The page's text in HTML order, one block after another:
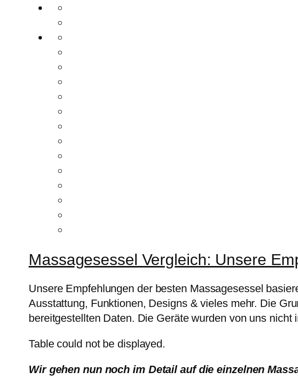
Massagesessel Vergleich: Unsere
Unsere Empfehlungen der besten Massagesessel
Ausstattung, Funktionen, Designs & vieles mehr. Die
bereitgestellten Daten. Die Geräte wurden von uns nicht
Table could not be displayed.
Wir gehen nun noch im Detail auf die einzelnen